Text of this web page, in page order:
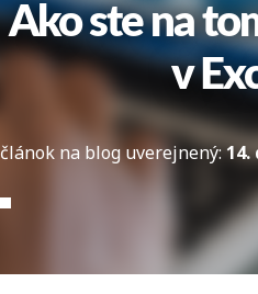
Ako ste na
v
článok na blog uverejnený:14.
Kde bolo, tam bolo, bol raz